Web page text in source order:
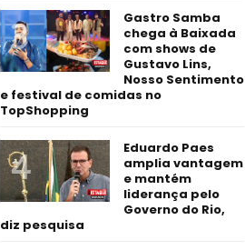
Gastro Samba
chega à Baixada
com shows de
Gustavo Lins,
Nosso Sentimento
e festival de comidas no
TopShopping
Eduardo Paes
amplia vantagem
e mantém
liderança pelo
Governo do Rio,
diz pesquisa